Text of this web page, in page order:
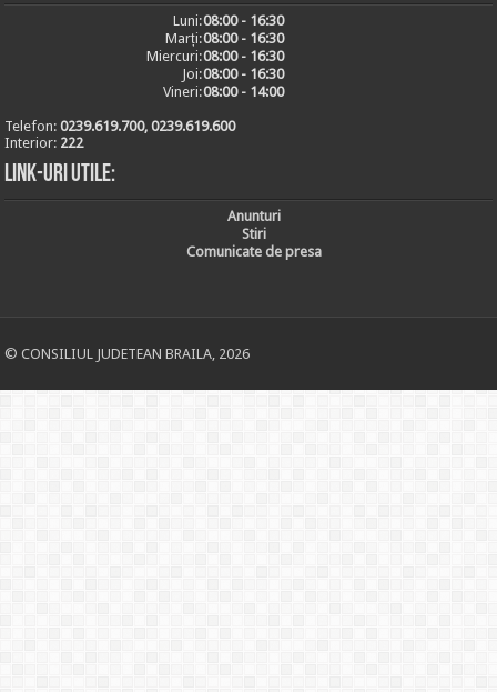
Luni:08:00 - 16:30
Marți:08:00 - 16:30
Miercuri:08:00 - 16:30
Joi:08:00 - 16:30
Vineri:08:00 - 14:00
Telefon:0239.619.700, 0239.619.600
Interior: 222
Link-uri utile:
Anunturi
Stiri
Comunicate de presa
© CONSILIUL JUDETEAN BRAILA, 2026